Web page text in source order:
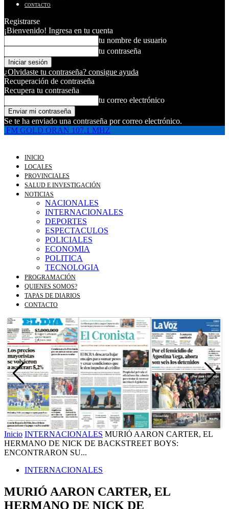
CONTACTO
Registrarse
¡Bienvenido! Ingresa en tu cuenta
tu nombre de usuario
tu contraseña
¿Olvidaste tu contraseña? consigue ayuda
Recuperación de contraseña
Recupera tu contraseña
tu correo electrónico
Se te ha enviado una contraseña por correo electrónico.
FM GOLD ORAN 107.1 MHZ
INICIO
LOCALES
PROVINCIALES
SALUD E INVESTIGACIÓN
NOTICIAS
NACIONALES
INTERNACIONALES
DEPORTES
ESPECTACULOS
POLICIALES
ECONOMIA
POLITICA
TECNOLOGIA
PROGRAMACIÓN
QUIENES SOMOS?
TAPAS DE DIARIOS
CONTACTO
Inicio INTERNACIONALES MURIÓ AARON CARTER, EL
HERMANO DE NICK DE BACKSTREET BOYS:
ENCONTRARON SU...
INTERNACIONALES
MURIÓ AARON CARTER, EL
HERMANO DE NICK DE